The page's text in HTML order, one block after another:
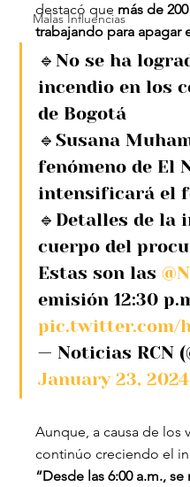
Malas Influencias
destacó que más de
trabajando para apagar
🔹No se ha
incendio en los
de Bogotá
🔹Susana
fenómeno de El
intensificará el
🔹Detalles de la
cuerpo del
Estas son las
emisión 12:30
pic.twitter.com/
— Noticias RCN
January 23, 2024
Aunque, a causa de los
continúo creciendo el
“Desde las 6:00 a.m.,